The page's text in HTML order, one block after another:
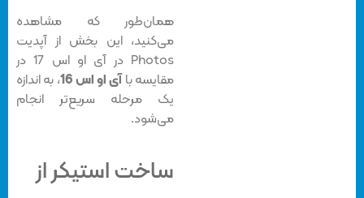
همان‌طور که مشاهده
می‌کنید، این بخش از آپدیت
Photos در آی او اس 17 در
مقایسه باآی او اس 16
، به اندازه
یک مرحله سریع‌تر انجام
می‌شود.
ساخت استیکر از